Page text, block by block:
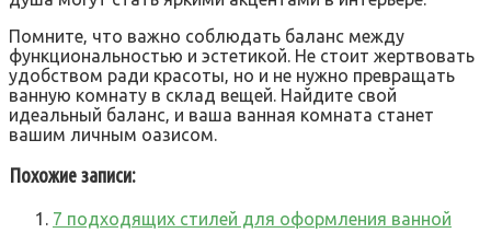
Помните‚ что важно соблюдать баланс между
функциональностью и эстетикой. Не стоит жертвовать
удобством ради красоты‚ но и не нужно превращать
ванную комнату в склад вещей. Найдите свой
идеальный баланс‚ и ваша ванная комната станет
вашим личным оазисом.
Похожие записи:
7 подходящих стилей для оформления ванной